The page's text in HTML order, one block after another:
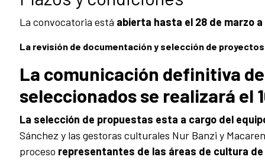
La convocatoria está abierta hasta el 28 de marzo
La revisión de documentación y selección de
La comunicación definitiva
seleccionados se realizará el
La selección de propuestas esta a cargo del
Sánchez y las gestoras culturales Nur Banzi y
proceso representantes de las áreas de cultura